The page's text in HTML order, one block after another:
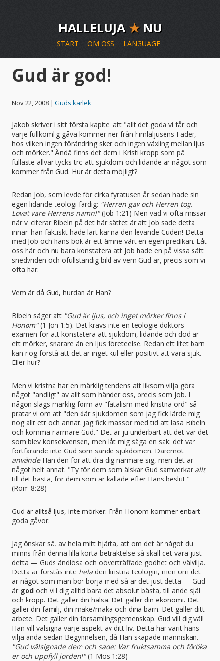
HALLELUJA ★NU
START OM OSS LANGUAGE
Gud är god!
Nov 22, 2008 | Guds kärlek
Jakob skriver i sitt första kapitel att "allt det goda vi får och
varje fullkomlig gåva kommer ner från himlaljusens Fader,
hos vilken ingen förändring sker och ingen växling mellan ljus
och mörker." Ändå finns det dem i Kristi kropp som på
fullaste allvar tycks tro att sjukdom och lidande är något som
kommer från Gud. Hur är detta möjligt?
Redan Job, som levde för cirka fyratusen år sedan hade sin
egen lidande-teologi färdig: "Herren gav och Herren tog.
Lovat vare Herrens namn!"(Job 1:21) Men vad vi ofta missar
när vi citerar Bibeln på det här sättet är att Job sade detta
innan han faktiskt hade lärt känna den levande Guden! Detta
med Job och hans bok är ett ämne värt en egen predikan. Låt
oss här och nu bara konstatera att Job hade en på vissa sätt
snedvriden och ofullständig bild av vem Gud är, precis som vi
ofta har.
Vem är då Gud, hurdan är Han?
Bibeln säger att "Gud är ljus, och inget mörker finns i
Honom"(1 Joh 1:5). Det krävs inte en teologie doktors-
examen för att konstatera att sjukdom, lidande och död är
ett mörker, snarare än en ljus företeelse. Redan ett litet barn
kan nog förstå att det är inget kul eller positivt att vara sjuk.
Eller hur?
Men vi kristna har en märklig tendens att liksom vilja göra
något "andligt" av allt som händer oss, precis som Job. I
någon slags märklig form av "fatalism med kristna ord" så
pratar vi om att "den där sjukdomen som jag fick lärde mig
nog allt ett och annat. Jag fick massor med tid att läsa Bibeln
och komma närmare Gud." Det är ju underbart att det var det
som blev konsekvensen, men låt mig säga en sak: det var
fortfarande inte Gud som sände sjukdomen. Däremot
användeHan den för att dra dig närmare sig, men det är
något helt annat. "Ty för dem som älskar Gud samverkar allt
till det bästa, för dem som är kallade efter Hans beslut."
(Rom 8:28)
Gud är alltså ljus, inte mörker. Från Honom kommer enbart
goda gåvor.
Jag önskar så, av hela mitt hjärta, att om det är något du
minns från denna lilla korta betraktelse så skall det vara just
detta — Guds ändlösa och oöverträffade godhet och välvilja.
Detta är förstås inte hela den kristna teologin, men om det
är något som man bör börja med så är det just detta — Gud
är god och vill dig alltid bara det absolut bästa, till ande själ
och kropp. Det gäller din hälsa. Det gäller din ekonomi. Det
gäller din familj, din make/maka och dina barn. Det gäller ditt
arbete. Det gäller din församlingsgemenskap. Gud vill dig väl!
Han vill välsigna varje aspekt av ditt liv. Detta har varit hans
vilja ända sedan Begynnelsen, då Han skapade människan.
"Gud välsignade dem och sade: Var fruktsamma och föröka
er och uppfyll jorden!"(1 Mos 1:28)